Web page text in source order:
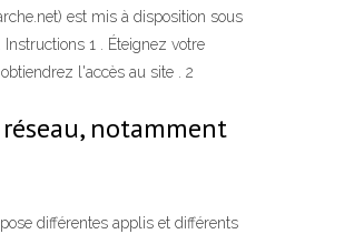
est mis à disposition sous
1 . Éteignez votre
l'accès au site . 2
notamment
différentes applis et différents